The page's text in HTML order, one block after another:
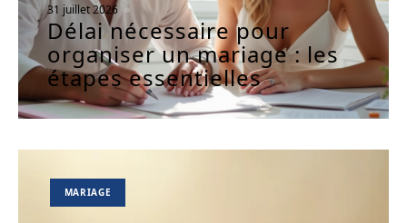
31 juillet 2026
Délai nécessaire pour
organiser un mariage : les
étapes essentielles
MARIAGE